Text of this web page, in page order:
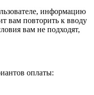
информацию
вам повторить к вводу
вам не подходят,
оплаты: